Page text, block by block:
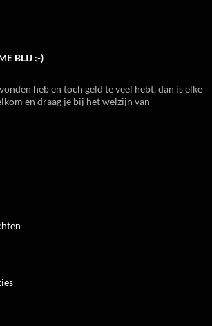
BLIJ :-)
heb en toch geld te veel hebt, dan is elke
en draag je bij het welzijn van